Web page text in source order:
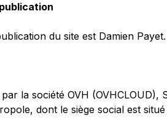
du site est Damien Payet.
la société OVH
dont le siège social est